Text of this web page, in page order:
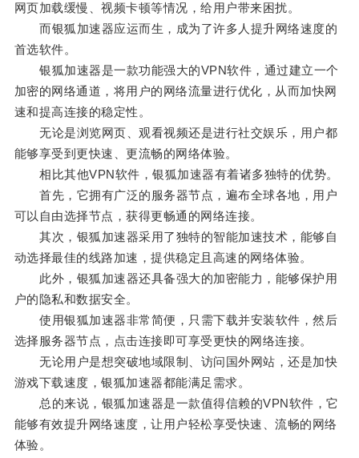
网页加载缓慢、视频卡顿等情况，给用户带来困扰。
而银狐加速器应运而生，成为了许多人提升网络速度的
首选软件。
银狐加速器是一款功能强大的VPN软件，通过建立一个
加密的网络通道，将用户的网络流量进行优化，从而加快网
速和提高连接的稳定性。
无论是浏览网页、观看视频还是进行社交娱乐，用户都
能够享受到更快速、更流畅的网络体验。
相比其他VPN软件，银狐加速器有着诸多独特的优势。
首先，它拥有广泛的服务器节点，遍布全球各地，用户
可以自由选择节点，获得更畅通的网络连接。
其次，银狐加速器采用了独特的智能加速技术，能够自
动选择最佳的线路加速，提供稳定且高速的网络体验。
此外，银狐加速器还具备强大的加密能力，能够保护用
户的隐私和数据安全。
使用银狐加速器非常简便，只需下载并安装软件，然后
选择服务器节点，点击连接即可享受更快的网络连接。
无论用户是想突破地域限制、访问国外网站，还是加快
游戏下载速度，银狐加速器都能满足需求。
总的来说，银狐加速器是一款值得信赖的VPN软件，它
能够有效提升网络速度，让用户轻松享受快速、流畅的网络
体验。